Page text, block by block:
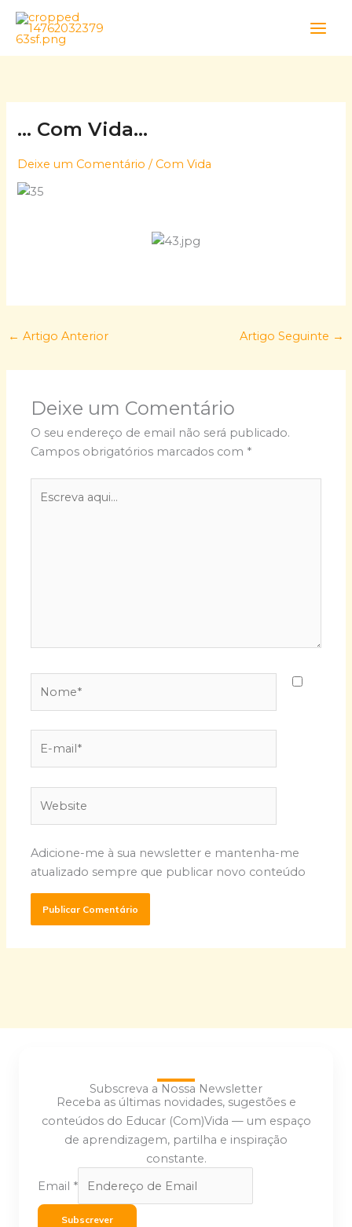
Skip
content
… Com Vida…
Deixe um Comentário / Com Vida
← Artigo Anterior Artigo Seguinte →
Deixe um Comentário
O seu endereço de email não será publicado.
Campos obrigatórios marcados com *
aqui...
mail*
Adicione-me à sua newsletter e mantenha-me
atualizado sempre que publicar novo conteúdo
Subscreva a Nossa Newsletter
Receba as últimas novidades, sugestões e
conteúdos do Educar (Com)Vida — um espaço
de aprendizagem, partilha e inspiração
constante.
Email *
Subscrever